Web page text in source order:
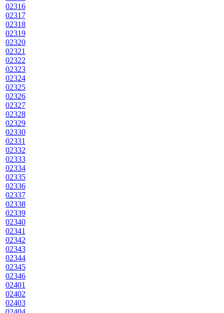
02316
02317
02318
02319
02320
02321
02322
02323
02324
02325
02326
02327
02328
02329
02330
02331
02332
02333
02334
02335
02336
02337
02338
02339
02340
02341
02342
02343
02344
02345
02346
02401
02402
02403